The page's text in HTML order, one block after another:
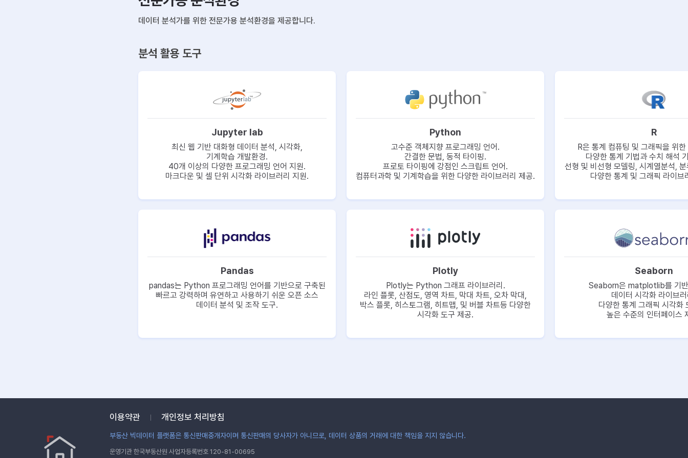
데이터 분석가를 위한 전문가용 분석환경을 제공합니다.
분석 활용 도구
Jupyter lab
최신 웹 기반 대화형 데이터 분석, 시각화,
기계학습 개발환경.
40개 이상의 다양한 프로그래밍 언어 지원.
마크다운 및 셀 단위 시각화 라이브러리 지원.
Python
고수준 객체지향 프로그래밍 언어.
간결한 문법, 동적 타이핑.
프로토 타이핑에 강점인 스크립트 언어.
컴퓨터과학 및 기계학습을 위한 다양한 라이브러리 제공.
R
R은 통계 컴퓨팅 및 그래픽을 위
다양한 통계 기법과 수치 해석
선형 및 비선형 모델링, 시계열분석,
다양한 통계 및 그래픽 라이브
Pandas
pandas는 Python 프로그래밍 언어를 기반으로 구축된
빠르고 강력하며 유연하고 사용하기 쉬운 오픈 소스
데이터 분석 및 조작 도구.
Plotly
Plotly는 Python 그래프 라이브러리.
라인 플롯, 산점도, 영역 차트, 막대 차트, 오차 막대,
박스 플롯, 히스토그램, 히트맵, 및 버블 차트등 다양한
시각화 도구 제공.
Seaborn
Seaborn은 matplotlib를 기
데이터 시각화 라이브
다양한 통계 그래픽 시각화
높은 수준의 인터페이스
이용약관 개인정보 처리방침
부동산 빅데이터 플랫폼은 통신판매중개자이며 통신판매의 당사자가 아니므로, 데이터 상품의 거래에 대한 책임을 지지 않습니다.
운영기관 한국부동산원 사업자등록번호 120-81-00695